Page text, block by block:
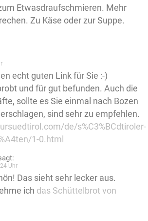
Etwasdraufschmieren. Mehr
Zu Käse oder zur Suppe.
echt guten Link für Sie :-)
und für gut befunden. Auch die
sollte es Sie einmal nach Bozen
sind sehr zu empfehlen.
de/s%C3%BCdtiroler-
1-0.html
Uhr
Das sieht sehr lecker aus.
ich das Schüttelbrot von